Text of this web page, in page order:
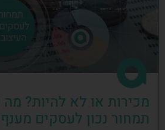
מכירות או לא להיות?
תמחור נכון לעסקים מענף